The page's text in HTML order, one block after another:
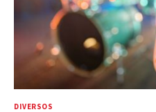
DIVERSOS